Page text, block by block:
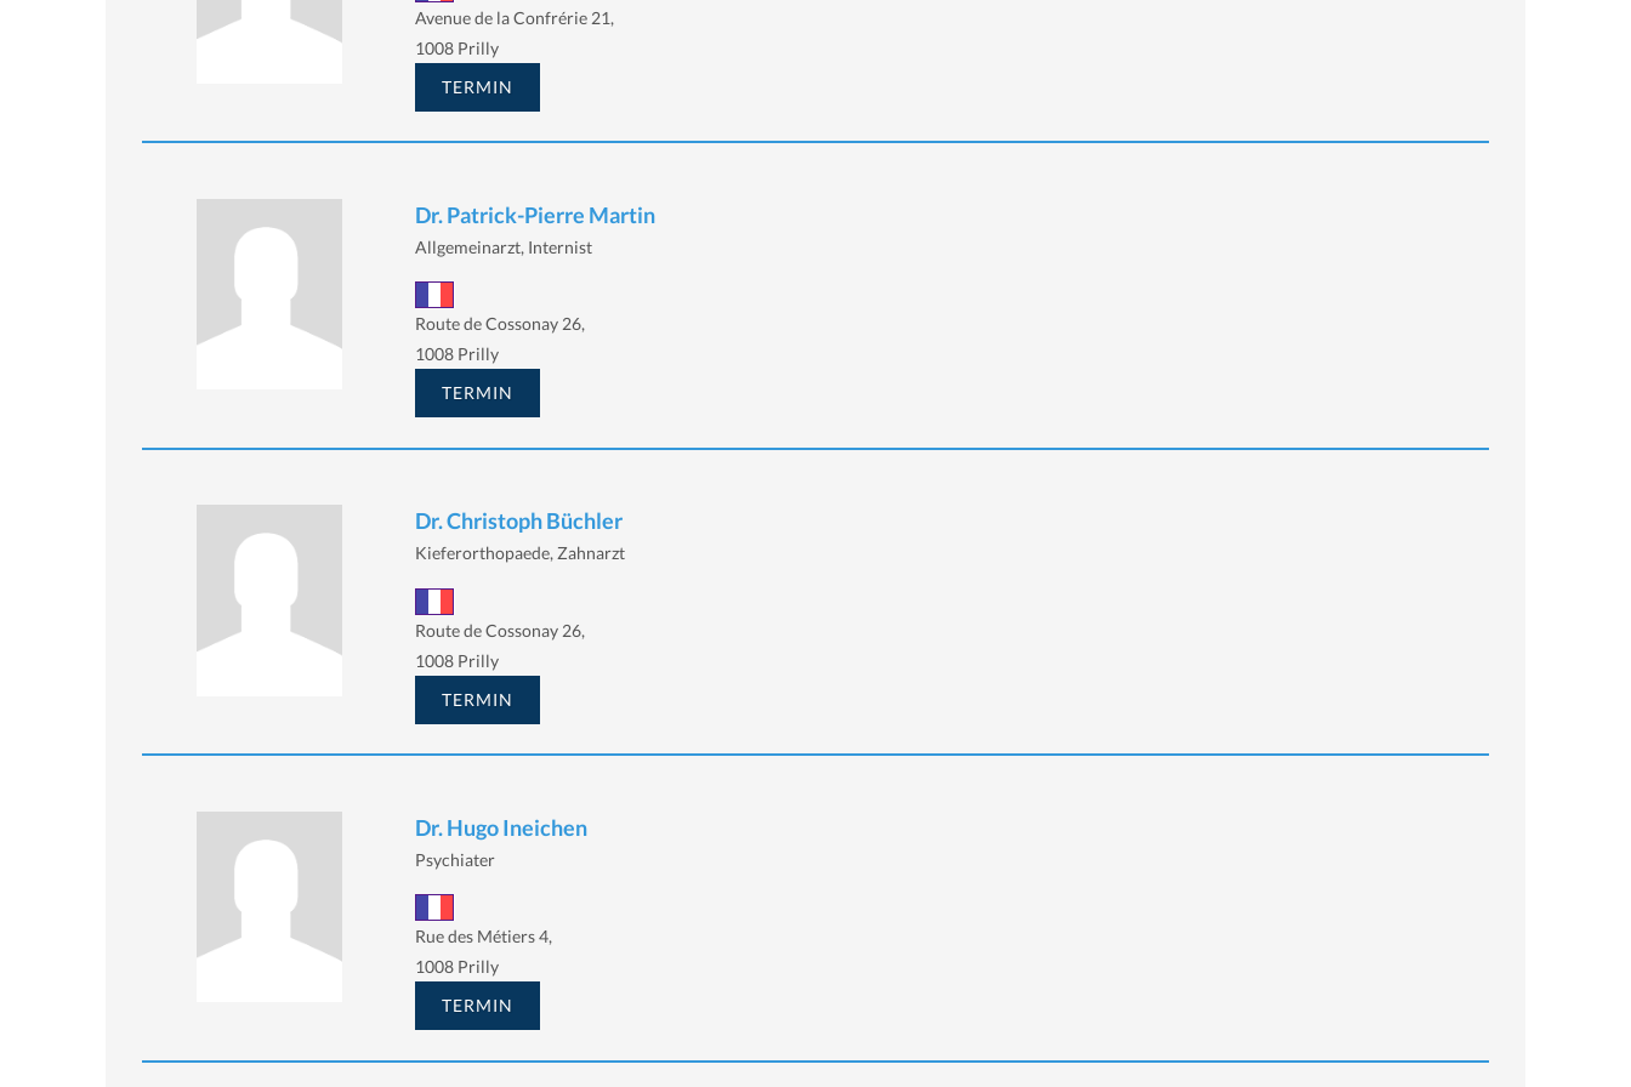
Avenue de la Confrérie 21,
1008 Prilly
TERMIN
Dr. Patrick-Pierre Martin
Allgemeinarzt, Internist
Route de Cossonay 26,
1008 Prilly
TERMIN
Dr. Christoph Büchler
Kieferorthopaede, Zahnarzt
Route de Cossonay 26,
1008 Prilly
TERMIN
Dr. Hugo Ineichen
Psychiater
Rue des Métiers 4,
1008 Prilly
TERMIN